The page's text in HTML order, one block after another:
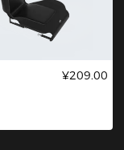
¥209.00